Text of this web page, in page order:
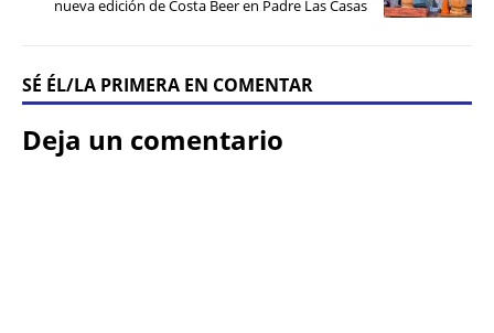
nueva edición de Costa Beer en Padre Las Casas
SÉ ÉL/LA PRIMERA EN COMENTAR
Deja un comentario